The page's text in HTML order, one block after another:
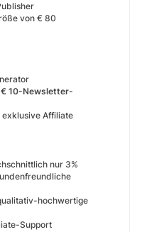
von € 80
10-Newsletter-
exklusive Affiliate
nur 3%
hochwertige
Support